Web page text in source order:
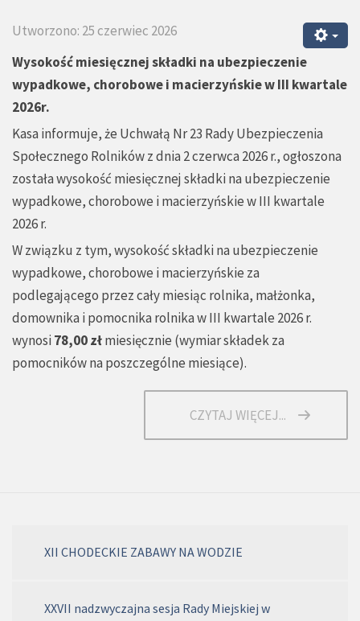
Utworzono: 25 czerwiec 2026
Wysokość miesięcznej składki na ubezpieczenie
wypadkowe, chorobowe i macierzyńskie w III kwartale
2026r.
Kasa informuje, że Uchwałą Nr 23 Rady Ubezpieczenia
Społecznego Rolników z dnia 2 czerwca 2026 r., ogłoszona
została wysokość miesięcznej składki na ubezpieczenie
wypadkowe, chorobowe i macierzyńskie w III kwartale
2026 r.
W związku z tym, wysokość składki na ubezpieczenie
wypadkowe, chorobowe i macierzyńskie za
podlegającego przez cały miesiąc rolnika, małżonka,
domownika i pomocnika rolnika w III kwartale 2026 r.
wynosi 78,00 złmiesięcznie (wymiar składek za
pomocników na poszczególne miesiące).
CZYTAJ WIĘCEJ...
XII CHODECKIE ZABAWY NA WODZIE
XXVII nadzwyczajna sesja Rady Miejskiej w